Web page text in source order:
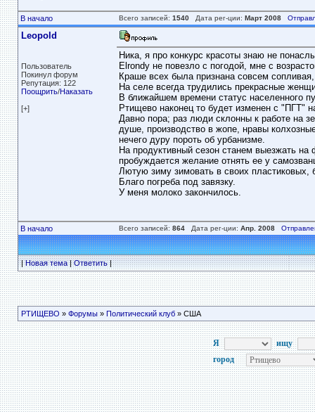
В начало Всего записей: 1540Дата рег-ции: Март 2008
Leopold
Пользователь
Покинул форум
Репутация: 122
Поощрить/Наказать
[+]
Ника, я про конкурс красоты знаю не
Elrondу не повезло с погодой, мне с
Краше всех была признана совсем
На селе всегда трудились прекрасные
В ближайшем времени статус населенного
Ртищево наконец то будет изменен с "ПГТ"
Давно пора; раз люди склонны к работе на
душе, производство в жопе, нравы
нечего дуру пороть об урбанизме.
На продуктивный сезон станем выезжать
пробуждается желание отнять ее у
Лютую зиму зимовать в своих пластиковых,
Благо погреба под завязку.
У меня молоко закончилось.
В начало Всего записей: 864Дата рег-ции: Апр. 2008
|Новая тема|Ответить|
РТИЩЕВО » Форумы» Политический клуб» США
Я
ищу
город